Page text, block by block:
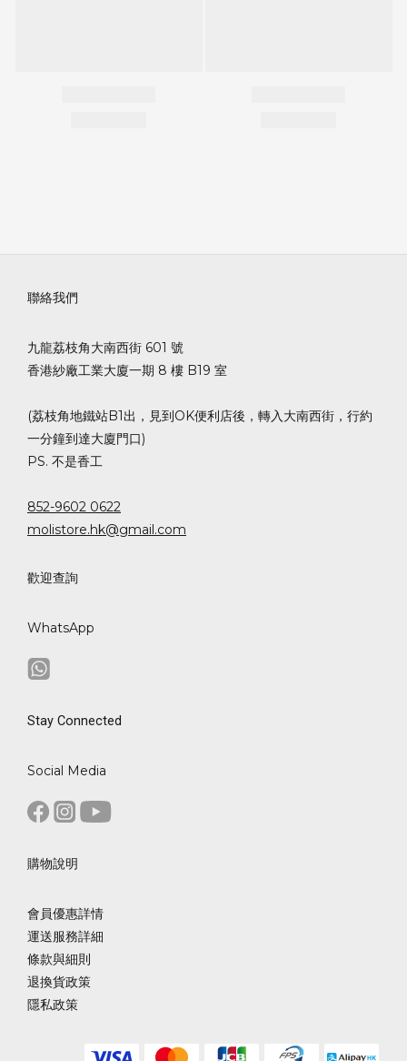
聯絡我們
九龍荔枝角大南西街 601 號
香港紗廠工業大廈一期 8 樓 B19 室
(荔枝角地鐵站B1出，見到OK便利店後，轉入大南西街，行約
一分鐘到達大廈門口)
PS. 不是香工
852-9602 0622
molistore.hk@gmail.com
歡迎查詢
WhatsApp
Stay Connected
Social Media
購物說明
會員優惠詳情
運送服務詳細
條款與細則
退換貨政策
隱私政策